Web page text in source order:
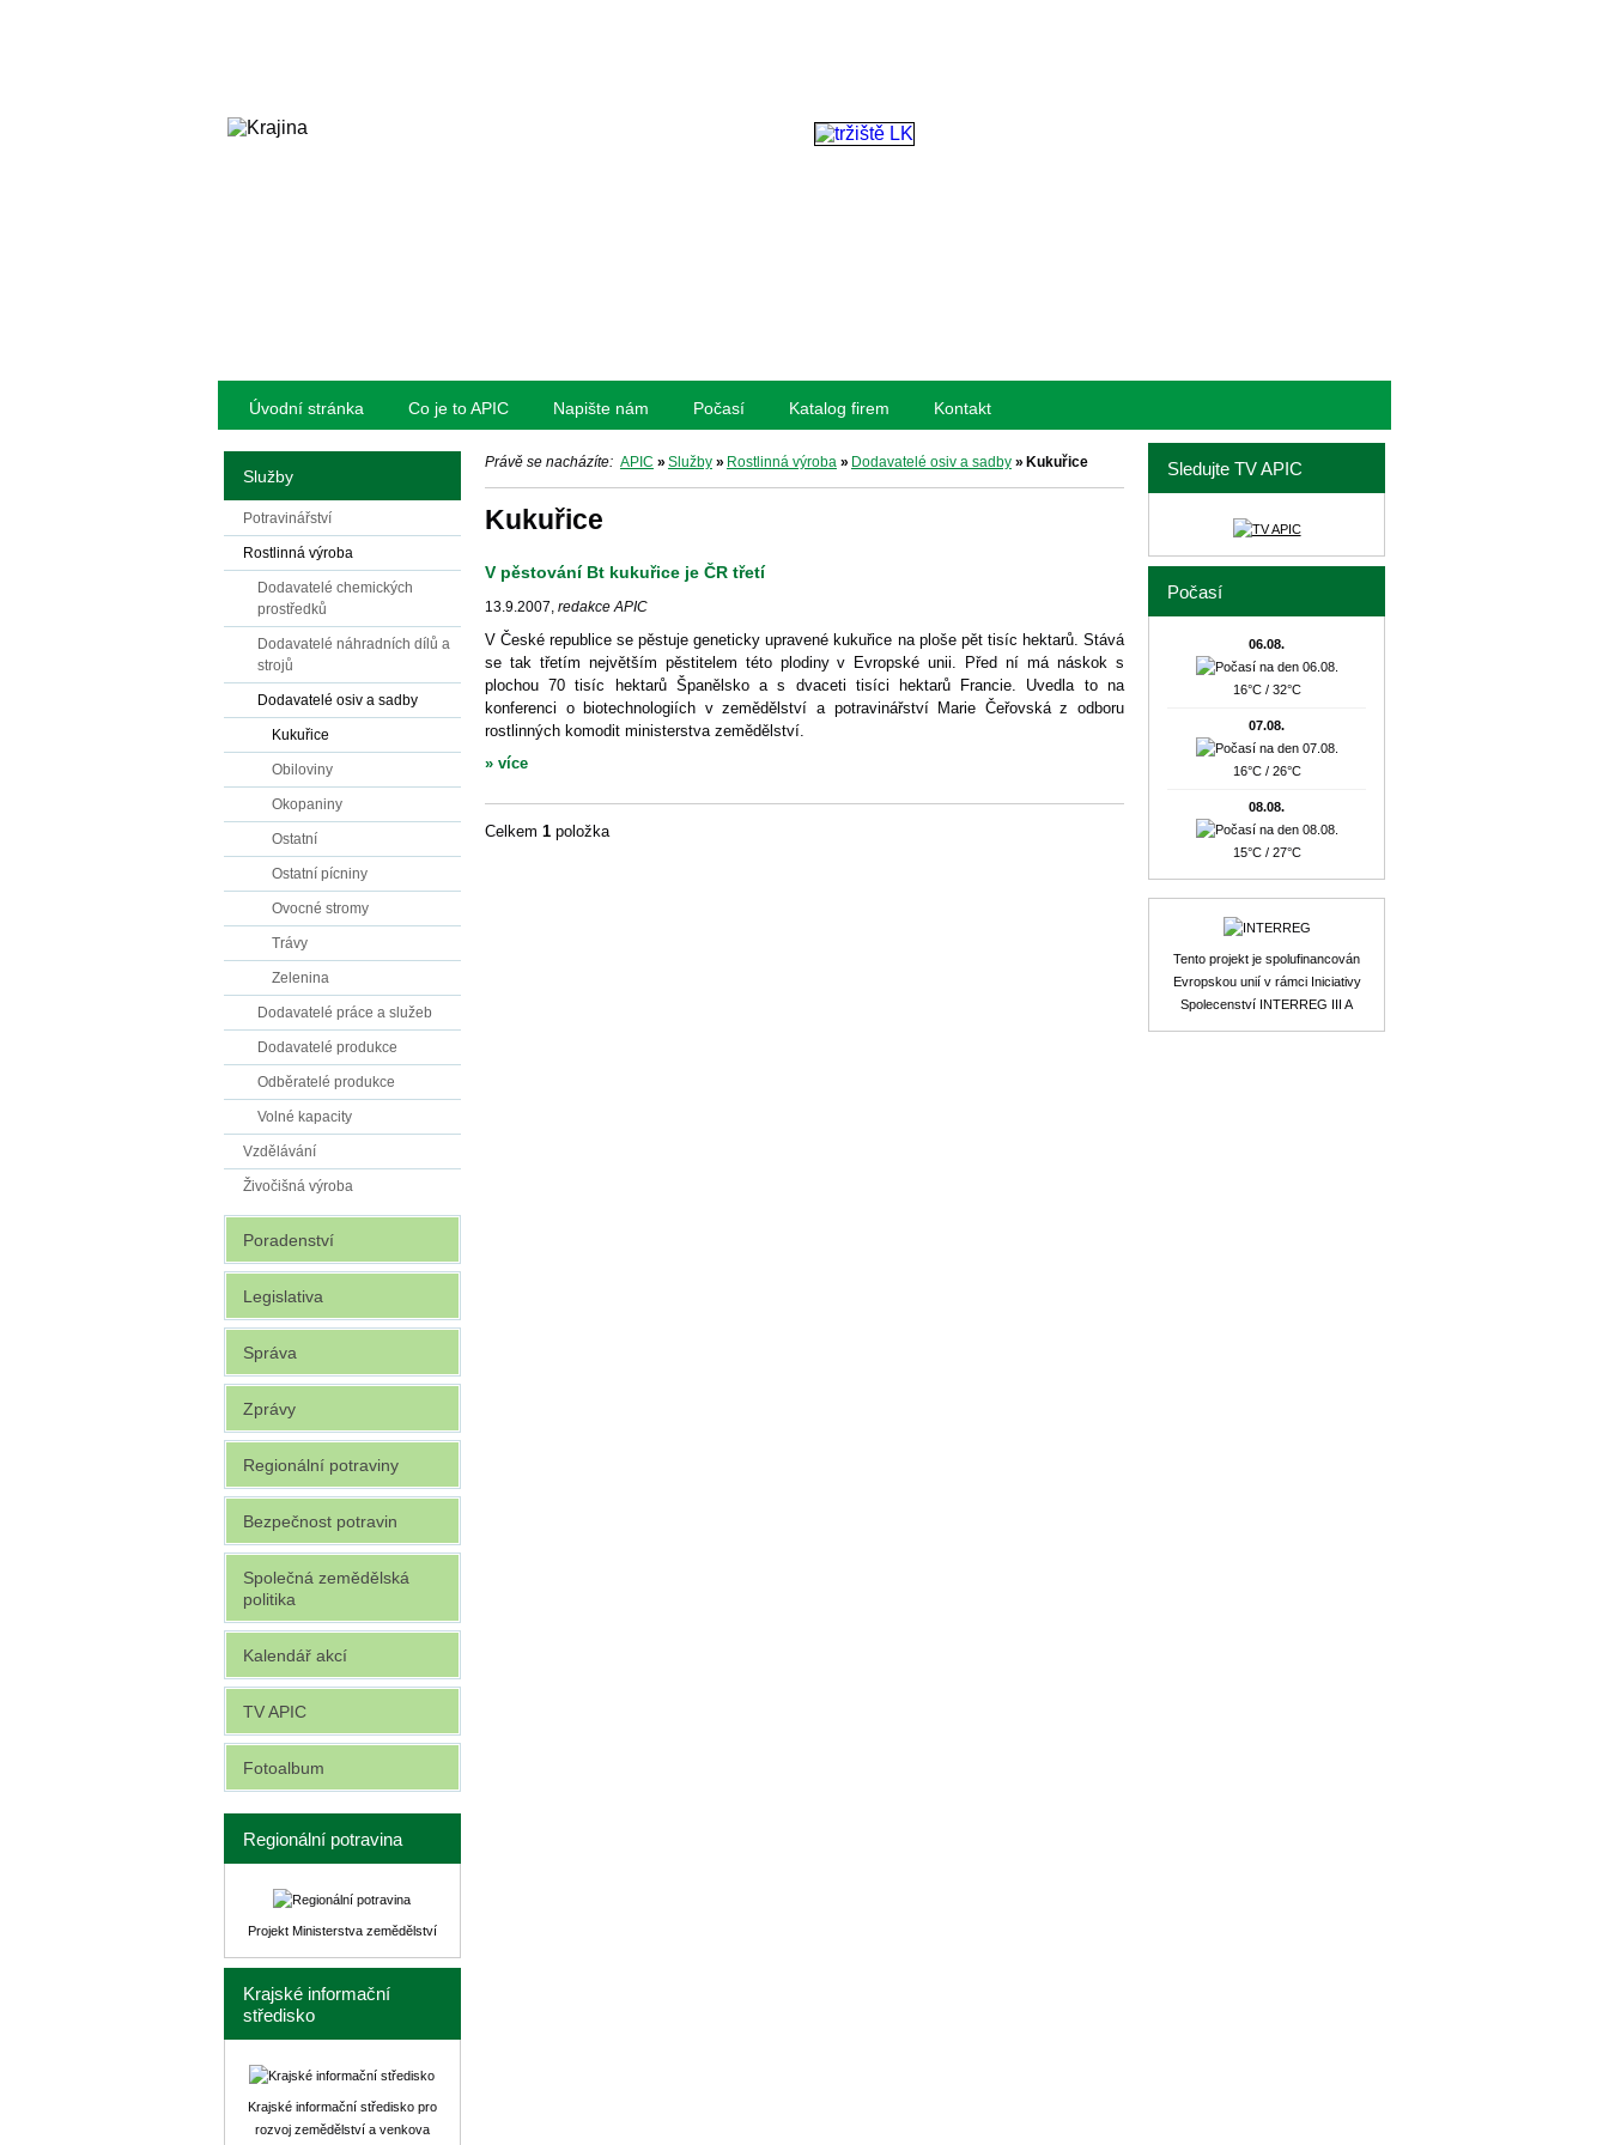
Úvodní stránka Co je to APIC Napište nám Počasí Katalog firem Kontakt
Právě se nacházíte: APIC » Služby» Rostlinná výroba » Dodavatelé osiv a sadby» Kukuřice
Kukuřice
V pěstování Bt kukuřice je ČR třetí
13.9.2007 redakce APIC
V České republice se pěstuje geneticky upravené kukuřice na ploše pět tisíc hektarů. Stává
se tak třetím největším pěstitelem této plodiny v Evropské unii. Před ní má náskok s
plochou 70 tisíc hektarů Španělsko a s dvaceti tisíci hektarů Francie. Uvedla to na
konferenci o biotechnologiích v zemědělství a potravinářství Marie Čeřovská z odboru
rostlinných komodit ministerstva zemědělství.
» více
Celkem 1položka
Služby
Potravinářství
Rostlinná výroba
Dodavatelé chemických
prostředků
Dodavatelé náhradních dílů a
strojů
Dodavatelé osiv a sadby
Kukuřice
Obiloviny
Okopaniny
Ostatní
Ostatní pícniny
Ovocné stromy
Trávy
Zelenina
Dodavatelé práce a služeb
Dodavatelé produkce
Odběratelé produkce
Volné kapacity
Vzdělávání
Živočišná výroba
Poradenství
Legislativa
Správa
Zprávy
Regionální potraviny
Bezpečnost potravin
Společná zemědělská
politika
Kalendář akcí
TV APIC
Fotoalbum
Regionální potravina
Projekt Ministerstva zemědělství
Krajské informační
středisko
Krajské informační středisko pro
rozvoj zemědělství a venkova
Sledujte TV APIC
Počasí
06.08.
16°C / 32°C
07.08.
16°C / 26°C
08.08.
15°C / 27°C
Tento projekt je spolufinancován
Evropskou unií v rámci Iniciativy
Spolecenství INTERREG III A